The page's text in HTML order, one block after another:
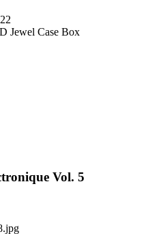
Jewel Case Box
Vol. 5